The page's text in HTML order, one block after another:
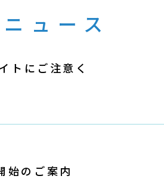
ュース
トにご注意く
のご案内